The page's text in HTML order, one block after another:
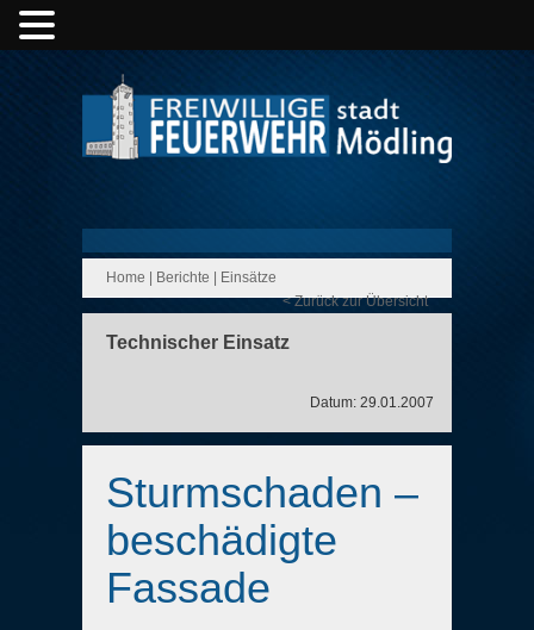
Home Berichte
Einsätze
< Zurück zur Übersicht
Technischer Einsatz
Datum: 29.01.2007
Sturmschaden –
beschädigte
Fassade